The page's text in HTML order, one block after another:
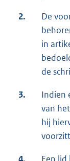
2.
De
in
de
3.
Indien
van
hij